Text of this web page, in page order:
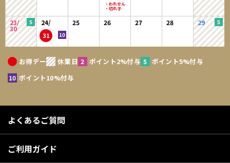
23/
30
24/
31
25 26 27 28 29
お得デー 休業日 ポイント2%付与
ポイント5%付与
ポイント10%付与
よくあるご質問
ご利用ガイド